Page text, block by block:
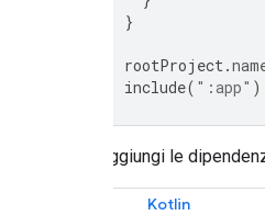
}
rootProject.
include( ":app" )
Aggiungi le
Kotlin